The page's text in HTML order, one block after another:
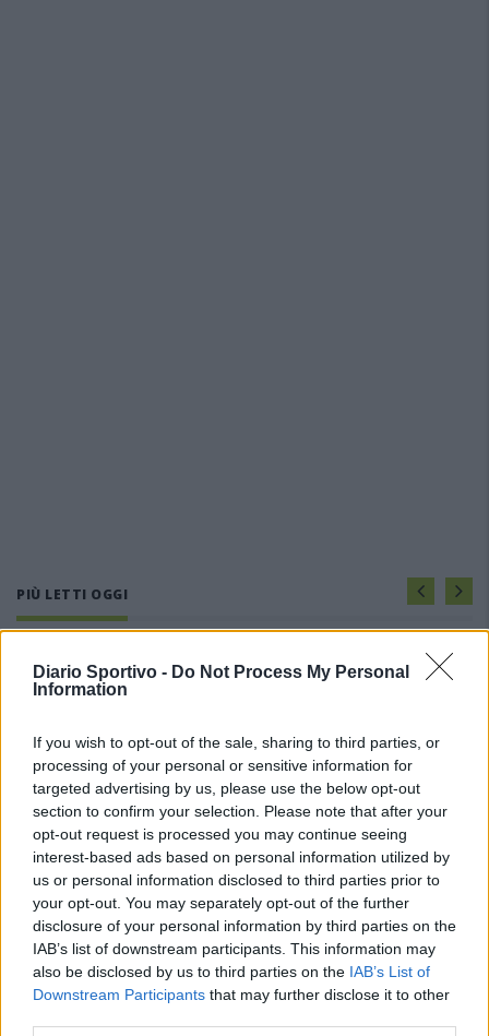
Diario Sportivo - Do Not Process My Personal
Information
If you wish to opt-out of the sale, sharing to third parties, or
processing of your personal or sensitive information for
targeted advertising by us, please use the below opt-out
section to confirm your selection. Please note that after your
opt-out request is processed you may continue seeing
interest-based ads based on personal information utilized by
us or personal information disclosed to third parties prior to
your opt-out. You may separately opt-out of the further
disclosure of your personal information by third parties on the
IAB’s list of downstream participants. This information may
also be disclosed by us to third parties on the IAB’s List of
Downstream Participants that may further disclose it to other
PIÙ LETTI OGGI
L'Ilva si completa con Markic, Contucci,
Carlucci, Bevilacqua, Solinas, Souare e Galic
Il Monastir riparte dai pilastri Masia, Pinna e
Aloia, il primo acquisto è Loru
7 Ago 2026
Gran colpo dell'Ossese, per la difesa c'è l'ex
Torres Riccardo Idda
7 Ago 2026
L'Ossese si prepara all'esordio in D: Forzati,
Cabrera, Tesio, Limongelli, Bolzicco e tanti